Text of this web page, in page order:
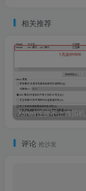
相关推荐
评论 抢沙发